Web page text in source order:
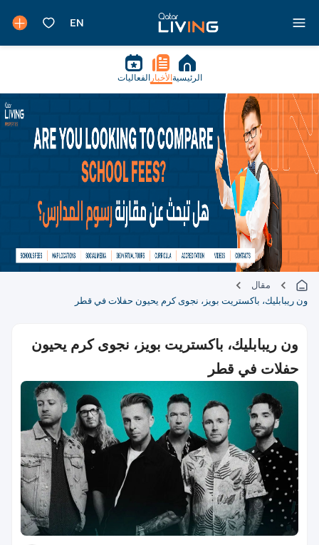
الرئيسية الأخبار الفعاليات
مقال
ون ريبابليك، باكستريت بويز، نجوى كرم يحيون حفلات في قطر
ون ريبابليك، باكستريت بويز، نجوى كرم يحيون
حفلات في قطر